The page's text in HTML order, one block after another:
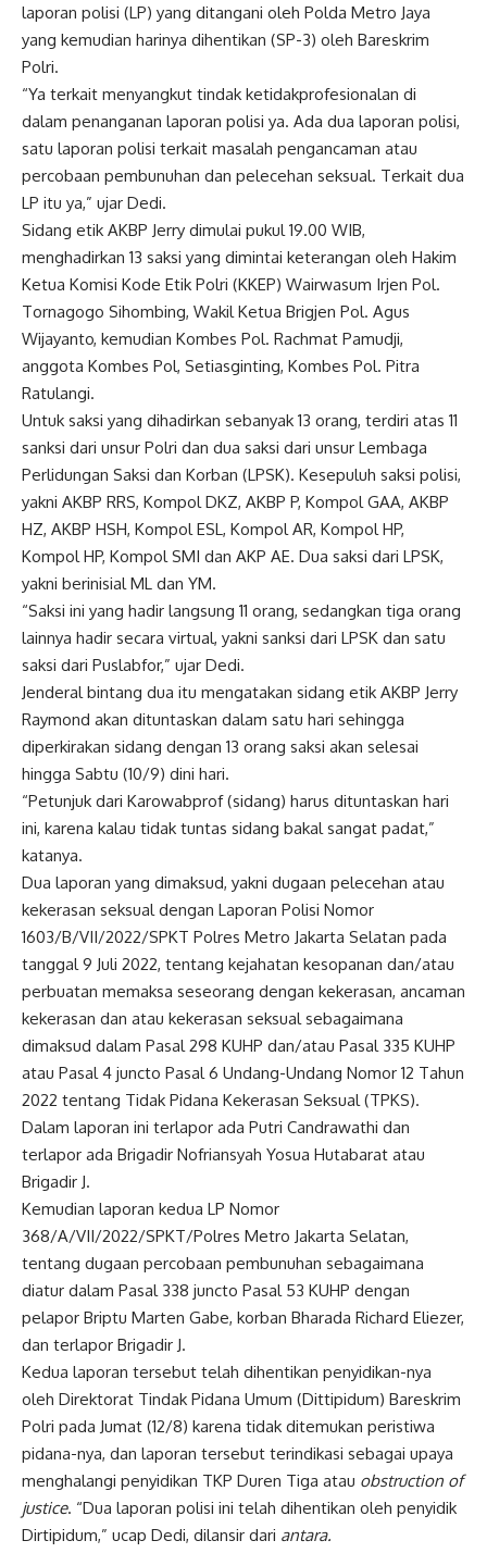
laporan polisi (LP) yang ditangani oleh Polda Metro Jaya
yang kemudian harinya dihentikan (SP-3) oleh Bareskrim
Polri.
“Ya terkait menyangkut tindak ketidakprofesionalan di
dalam penanganan laporan polisi ya. Ada dua laporan polisi,
satu laporan polisi terkait masalah pengancaman atau
percobaan pembunuhan dan pelecehan seksual. Terkait dua
LP itu ya,” ujar Dedi.
Sidang etik AKBP Jerry dimulai pukul 19.00 WIB,
menghadirkan 13 saksi yang dimintai keterangan oleh Hakim
Ketua Komisi Kode Etik Polri (KKEP) Wairwasum Irjen Pol.
Tornagogo Sihombing, Wakil Ketua Brigjen Pol. Agus
Wijayanto, kemudian Kombes Pol. Rachmat Pamudji,
anggota Kombes Pol, Setiasginting, Kombes Pol. Pitra
Ratulangi.
Untuk saksi yang dihadirkan sebanyak 13 orang, terdiri atas 11
sanksi dari unsur Polri dan dua saksi dari unsur Lembaga
Perlidungan Saksi dan Korban (LPSK). Kesepuluh saksi polisi,
yakni AKBP RRS, Kompol DKZ, AKBP P, Kompol GAA, AKBP
HZ, AKBP HSH, Kompol ESL, Kompol AR, Kompol HP,
Kompol HP, Kompol SMI dan AKP AE. Dua saksi dari LPSK,
yakni berinisial ML dan YM.
“Saksi ini yang hadir langsung 11 orang, sedangkan tiga orang
lainnya hadir secara virtual, yakni sanksi dari LPSK dan satu
saksi dari Puslabfor,” ujar Dedi.
Jenderal bintang dua itu mengatakan sidang etik AKBP Jerry
Raymond akan dituntaskan dalam satu hari sehingga
diperkirakan sidang dengan 13 orang saksi akan selesai
hingga Sabtu (10/9) dini hari.
“Petunjuk dari Karowabprof (sidang) harus dituntaskan hari
ini, karena kalau tidak tuntas sidang bakal sangat padat,”
katanya.
Dua laporan yang dimaksud, yakni dugaan pelecehan atau
kekerasan seksual dengan Laporan Polisi Nomor
1603/B/VII/2022/SPKT Polres Metro Jakarta Selatan pada
tanggal 9 Juli 2022, tentang kejahatan kesopanan dan/atau
perbuatan memaksa seseorang dengan kekerasan, ancaman
kekerasan dan atau kekerasan seksual sebagaimana
dimaksud dalam Pasal 298 KUHP dan/atau Pasal 335 KUHP
atau Pasal 4 juncto Pasal 6 Undang-Undang Nomor 12 Tahun
2022 tentang Tidak Pidana Kekerasan Seksual (TPKS).
Dalam laporan ini terlapor ada Putri Candrawathi dan
terlapor ada Brigadir Nofriansyah Yosua Hutabarat atau
Brigadir J.
Kemudian laporan kedua LP Nomor
368/A/VII/2022/SPKT/Polres Metro Jakarta Selatan,
tentang dugaan percobaan pembunuhan sebagaimana
diatur dalam Pasal 338 juncto Pasal 53 KUHP dengan
pelapor Briptu Marten Gabe, korban Bharada Richard Eliezer,
dan terlapor Brigadir J.
Kedua laporan tersebut telah dihentikan penyidikan-nya
oleh Direktorat Tindak Pidana Umum (Dittipidum) Bareskrim
Polri pada Jumat (12/8) karena tidak ditemukan peristiwa
pidana-nya, dan laporan tersebut terindikasi sebagai upaya
menghalangi penyidikan TKP Duren Tiga atau obstruction of
justice. “Dua laporan polisi ini telah dihentikan oleh penyidik
Dirtipidum,” ucap Dedi, dilansir dari antara.